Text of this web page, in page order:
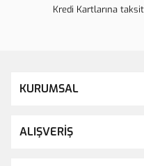
Kredi Kartlarına
KURUMSAL
ALIŞVERİŞ